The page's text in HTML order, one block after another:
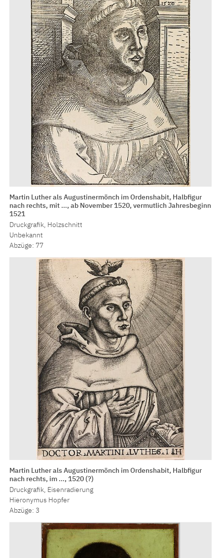
Martin Luther als Augustinermönch im Ordenshabit, Halbfigur
nach rechts, mit …, ab November 1520, vermutlich Jahresbeginn
1521
Druckgrafik, Holzschnitt
Unbekannt
Abzüge: 77
Martin Luther als Augustinermönch im Ordenshabit, Halbfigur
nach rechts, im …, 1520 (?)
Druckgrafik, Eisenradierung
Hieronymus Hopfer
Abzüge: 3